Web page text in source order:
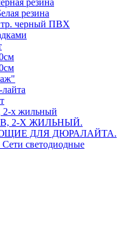
резина
резина
черный ПВХ
2-х жильный
2-Х ЖИЛЬНЫЙ.
ДЛЯ ДЮРАЛАЙТА.
Сети светодиодные